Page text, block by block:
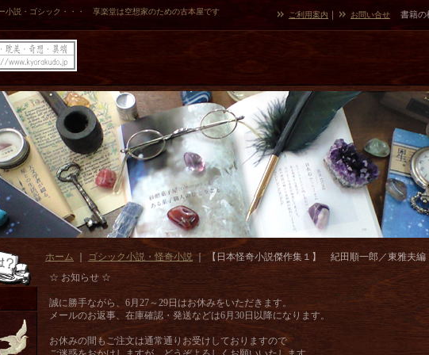
小説・ゴシック・・・ 享楽堂は空想家のための古本屋です ご利用案内 ｜ お問い合せ 書籍の
ホーム ゴシック小説・怪奇小説
【日本怪奇小説傑作集１】 紀田順一郎／東雅夫編
☆ お知らせ ☆
誠に勝手ながら、6月27～29日はお休みをいただきます。
メールのお返事、在庫確認・発送などは6月30日以降になります。
お休みの間もご注文は通常通りお受けしておりますので